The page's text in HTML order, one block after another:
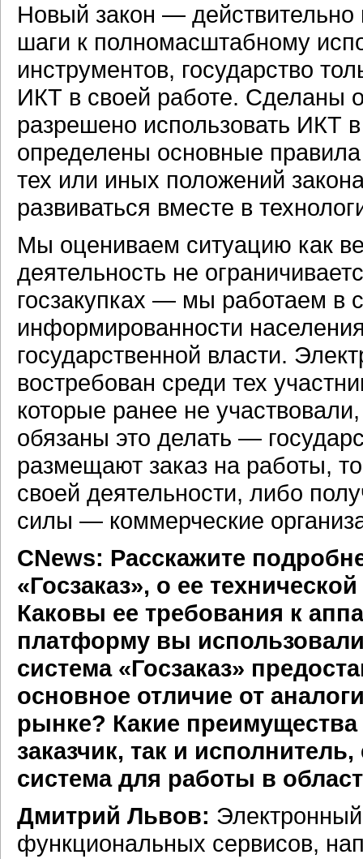
Новый закон —
шаги к полномасштабному
инструментов, государство
ИКТ в своей работе. Сделаны
разрешено использовать ИКТ
определены основные
тех или иных положений
развиваться вместе в
Мы оцениваем ситуацию как
деятельность не
госзакупках — мы работаем в
информированности
государственной власти.
востребован среди тех
которые ранее не
обязаны это делать —
размещают заказ на работы,
своей деятельности, либо
силы — коммерческие
CNews: Расскажите
«Госзаказ», о ее
Каковы ее требования к
платформу вы
система «Госзаказ»
основное отличие от
рынке? Какие
заказчик, так и
система для работы в
Дмитрий Львов:
функциональных сервисов,